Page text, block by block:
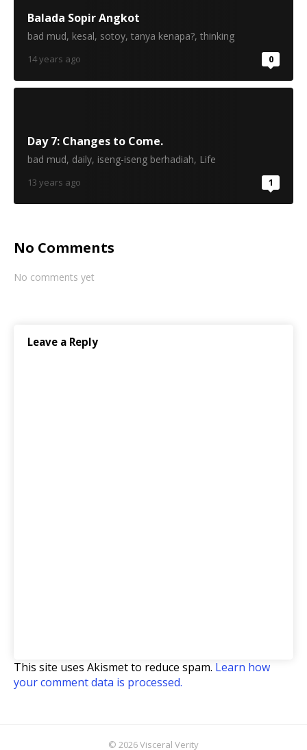
Balada Sopir Angkot
bad mud, kesal, sotoy, tanya kenapa?, thinking
14 years ago 0
Day 7: Changes to Come.
bad mud, daily, iseng-iseng berhadiah, Life
13 years ago 1
No Comments
No comments yet
Leave a Reply
This site uses Akismet to reduce spam. Learn how
your comment data is processed.
© 2026 Visceral Verity